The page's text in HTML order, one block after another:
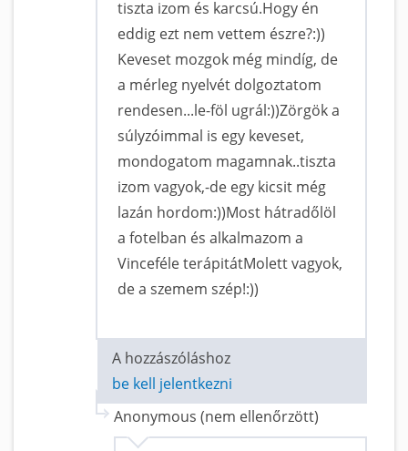
tiszta izom és karcsú.Hogy én
eddig ezt nem vettem észre?:))
Keveset mozgok még mindíg, de
a mérleg nyelvét dolgoztatom
rendesen...le-föl ugrál:))Zörgök a
súlyzóimmal is egy keveset,
mondogatom magamnak..tiszta
izom vagyok,-de egy kicsit még
lazán hordom:))Most hátradőlöl
a fotelban és alkalmazom a
Vinceféle terápitátMolett vagyok,
de a szemem szép!:))
A hozzászóláshoz
be kell jelentkezni
Anonymous (nem ellenőrzött)